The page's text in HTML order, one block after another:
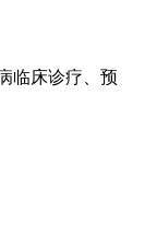
临床诊疗、预